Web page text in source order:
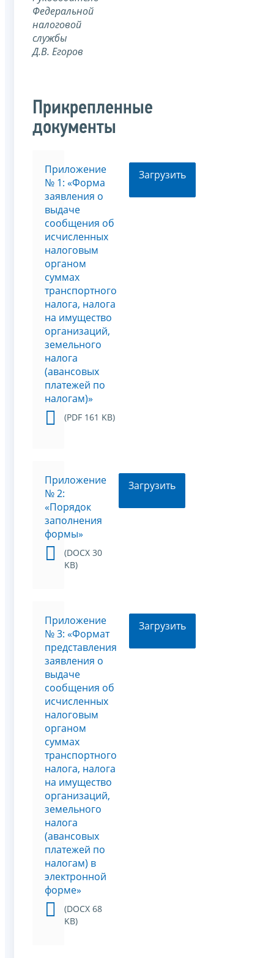
Федеральной
налоговой
службы
Д.В. Егоров
Прикрепленные
документы
Приложение
№ 1: «Форма
заявления о
выдаче
сообщения об
исчисленных
налоговым
органом
суммах
транспортного
налога, налога
на имущество
организаций,
земельного
налога
(авансовых
платежей по
налогам)»
(PDF 161 KB)
Загрузить
Приложение
№ 2:
«Порядок
заполнения
формы»
(DOCX 30
KB)
Загрузить
Приложение
№ 3: «Формат
представления
заявления о
выдаче
сообщения об
исчисленных
налоговым
органом
суммах
транспортного
налога, налога
на имущество
организаций,
земельного
налога
(авансовых
платежей по
налогам) в
электронной
форме»
(DOCX 68
KB)
Загрузить